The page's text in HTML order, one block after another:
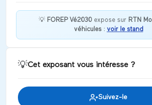
Bienvenue chez FOREP Vé2030 !
💡 FOREP Vé2030expose sur RTN
véhicules: voir le stand
💡Cet exposant vous intéresse ?
Suivez-le